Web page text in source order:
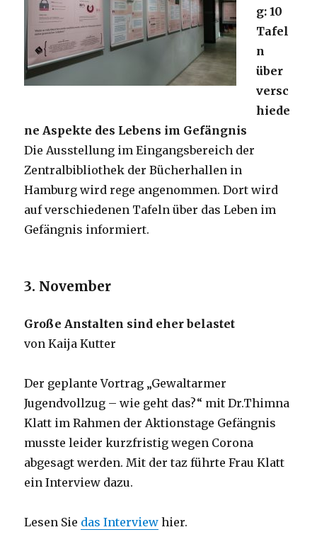
g: 10
Tafel
n
über
versc
hiede
ne Aspekte des Lebens im Gefängnis
Die Ausstellung im Eingangsbereich der
Zentralbibliothek der Bücherhallen in
Hamburg wird rege angenommen. Dort wird
auf verschiedenen Tafeln über das Leben im
Gefängnis informiert.
3. November
Große Anstalten sind eher belastet
von Kaija Kutter
Der geplante Vortrag „Gewaltarmer
Jugendvollzug – wie geht das?“ mit Dr.Thimna
Klatt im Rahmen der Aktionstage Gefängnis
musste leider kurzfristig wegen Corona
abgesagt werden. Mit der taz führte Frau Klatt
ein Interview dazu.
Lesen Sie das Interview hier.